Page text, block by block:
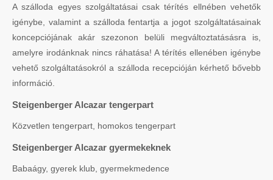
A szálloda egyes szolgáltatásai csak térítés ellnében vehetők
igénybe, valamint a szálloda fentartja a jogot szolgáltatásainak
koncepciójának akár szezonon belüli megváltoztatásásra is,
amelyre irodánknak nincs ráhatása! A térítés ellenében igénybe
vehető szolgáltatásokról a szálloda recepcióján kérhető bővebb
információ.
Steigenberger Alcazar tengerpart
Közvetlen tengerpart, homokos tengerpart
Steigenberger Alcazar gyermekeknek
Babaágy, gyerek klub, gyermekmedence